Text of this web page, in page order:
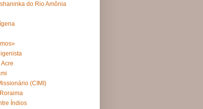
do Rio Amônia
(CIMI)
Índios